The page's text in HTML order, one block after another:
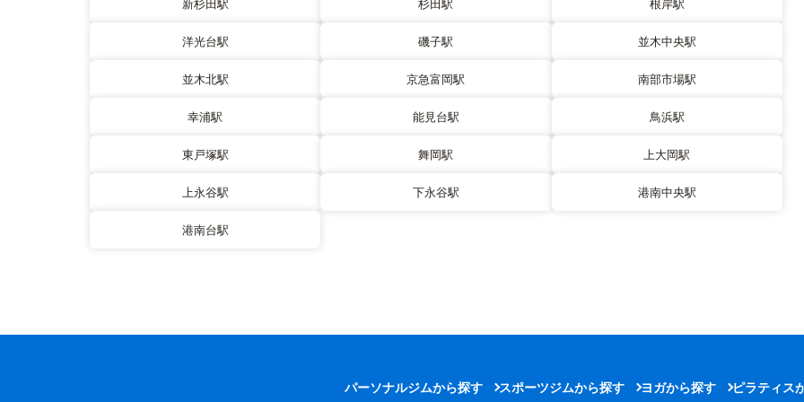
新杉田駅 杉田駅 根岸駅
洋光台駅 磯子駅 並木中央駅
並木北駅 京急富岡駅 南部市場駅
幸浦駅 能見台駅 鳥浜駅
東戸塚駅 舞岡駅 上大岡駅
上永谷駅 下永谷駅 港南中央駅
港南台駅
パーソナルジムから探す スポーツジムから探す ヨガから探す ピラティス